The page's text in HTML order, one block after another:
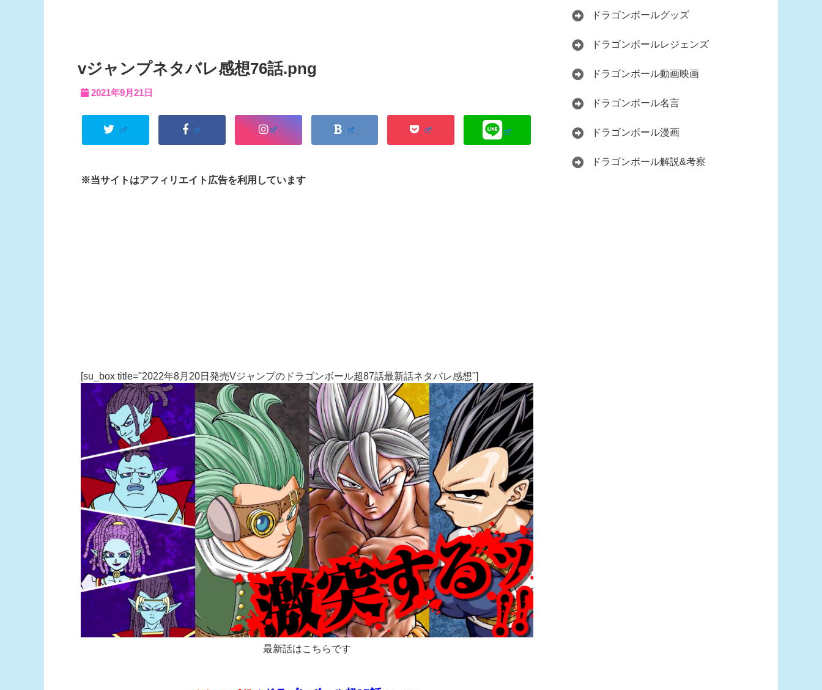
vジャンプネタバレ感想76話.png
2021年9月21日
※当サイトはアフィリエイト広告を利用しています
[su_box title="2022年8月20日発売Vジャンプのドラゴンボール超87話最新話ネタバレ感想"]
最新話はこちらです
ドラゴンボールグッズ
ドラゴンボールレジェンズ
ドラゴンボール動画映画
ドラゴンボール名言
ドラゴンボール漫画
ドラゴンボール解説&考察